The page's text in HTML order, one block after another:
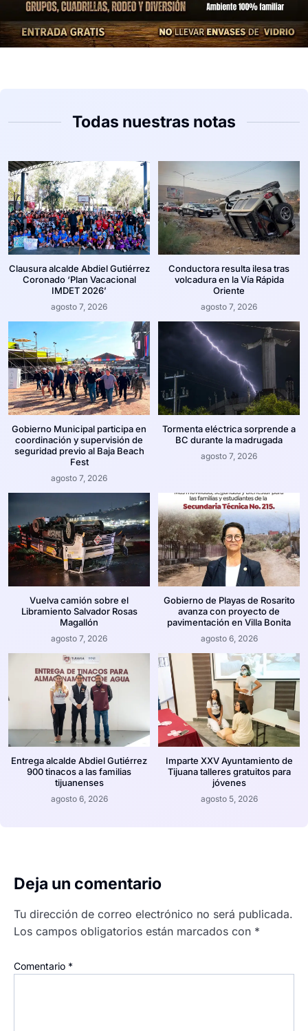
Todas nuestras notas
Clausura alcalde Abdiel Gutiérrez
Coronado ‘Plan Vacacional
IMDET 2026’
agosto 7, 2026
Conductora resulta ilesa tras
volcadura en la Vía Rápida
Oriente
agosto 7, 2026
Gobierno Municipal participa en
coordinación y supervisión de
seguridad previo al Baja Beach
Fest
agosto 7, 2026
Tormenta eléctrica sorprende a
BC durante la madrugada
agosto 7, 2026
Vuelva camión sobre el
Libramiento Salvador Rosas
Magallón
agosto 7, 2026
Gobierno de Playas de Rosarito
avanza con proyecto de
pavimentación en Villa Bonita
agosto 6, 2026
Entrega alcalde Abdiel Gutiérrez
900 tinacos a las familias
tijuanenses
agosto 6, 2026
Imparte XXV Ayuntamiento de
Tijuana talleres gratuitos para
jóvenes
agosto 5, 2026
Deja un comentario
Tu dirección de correo electrónico no será publicada.
Los campos obligatorios están marcados con *
Comentario *